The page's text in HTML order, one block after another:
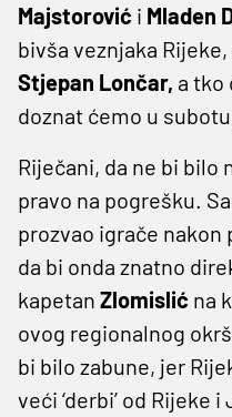
Majstorović i Mladen
bivša veznjaka Rijeke,
Stjepan Lončar, a tko
doznat ćemo u
Riječani, da ne bi bilo
pravo na pogrešku.
prozvao igrače nakon
da bi onda znatno
kapetan Zlomislić na
ovog regionalnog
bi bilo zabune, jer
veći ‘derbi’ od Rijeke